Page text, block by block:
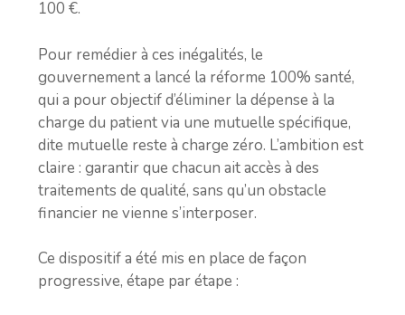
100 €.
Pour remédier à ces inégalités, le
gouvernement a lancé la réforme 100% santé,
qui a pour objectif d’éliminer la dépense à la
charge du patient via une mutuelle spécifique,
dite mutuelle reste à charge zéro. L’ambition est
claire : garantir que chacun ait accès à des
traitements de qualité, sans qu’un obstacle
financier ne vienne s’interposer.
Ce dispositif a été mis en place de façon
progressive, étape par étape :